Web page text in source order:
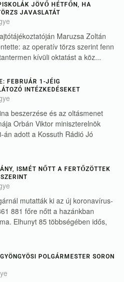
JÖVŐ HÉTFŐN, HA
JAVASLATÁT
Maruzsa Zoltán
az operatív törzs szerint fenn
kívüli oktatást a köz...
FEBRUÁR 1-JÉIG
INTÉZKEDÉSEKET
beszerzése és az oltásmenet
Orbán Viktor miniszterelnök
adott a Kossuth Rádió Jó
ISMÉT NŐTT A FERTŐZÖTTEK
mutatták ki az új koronavírus-
881 főre nőtt a hazánkban
Elhunyt 85 többségében idős,
POLGÁRMESTER SORON